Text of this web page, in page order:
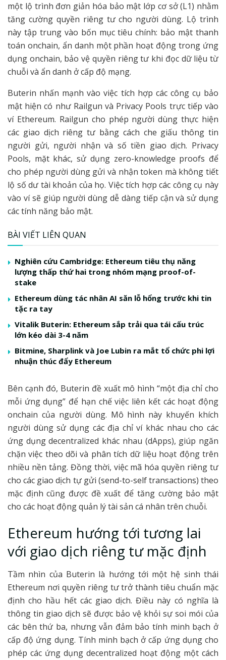
một lộ trình đơn giản hóa bảo mật lớp cơ sở (L1) nhằm
tăng cường quyền riêng tư cho người dùng. Lộ trình
này tập trung vào bốn mục tiêu chính: bảo mật thanh
toán onchain, ẩn danh một phần hoạt động trong ứng
dụng onchain, bảo vệ quyền riêng tư khi đọc dữ liệu từ
chuỗi và ẩn danh ở cấp độ mạng.
Buterin nhấn mạnh vào việc tích hợp các công cụ bảo
mật hiện có như Railgun và Privacy Pools trực tiếp vào
ví Ethereum. Railgun cho phép người dùng thực hiện
các giao dịch riêng tư bằng cách che giấu thông tin
người gửi, người nhận và số tiền giao dịch. Privacy
Pools, mặt khác, sử dụng zero-knowledge proofs để
cho phép người dùng gửi và nhận token mà không tiết
lộ số dư tài khoản của họ. Việc tích hợp các công cụ này
vào ví sẽ giúp người dùng dễ dàng tiếp cận và sử dụng
các tính năng bảo mật.
BÀI VIẾT LIÊN QUAN
Nghiên cứu Cambridge: Ethereum tiêu thụ năng
lượng thấp thứ hai trong nhóm mạng proof-of-
stake
Ethereum dùng tác nhân AI săn lỗ hổng trước khi tin
tặc ra tay
Vitalik Buterin: Ethereum sắp trải qua tái cấu trúc
lớn kéo dài 3-4 năm
Bitmine, Sharplink và Joe Lubin ra mắt tổ chức phi lợi
nhuận thúc đẩy Ethereum
Bên cạnh đó, Buterin đề xuất mô hình “một địa chỉ cho
mỗi ứng dụng” để hạn chế việc liên kết các hoạt động
onchain của người dùng. Mô hình này khuyến khích
người dùng sử dụng các địa chỉ ví khác nhau cho các
ứng dụng decentralized khác nhau (dApps), giúp ngăn
chặn việc theo dõi và phân tích dữ liệu hoạt động trên
nhiều nền tảng. Đồng thời, việc mã hóa quyền riêng tư
cho các giao dịch tự gửi (send-to-self transactions) theo
mặc định cũng được đề xuất để tăng cường bảo mật
cho các hoạt động quản lý tài sản cá nhân trên chuỗi.
Ethereum hướng tới tương lai
với giao dịch riêng tư mặc định
Tầm nhìn của Buterin là hướng tới một hệ sinh thái
Ethereum nơi quyền riêng tư trở thành tiêu chuẩn mặc
định cho hầu hết các giao dịch. Điều này có nghĩa là
thông tin giao dịch sẽ được bảo vệ khỏi sự soi mói của
các bên thứ ba, nhưng vẫn đảm bảo tính minh bạch ở
cấp độ ứng dụng. Tính minh bạch ở cấp ứng dụng cho
phép các ứng dụng decentralized hoạt động một cách